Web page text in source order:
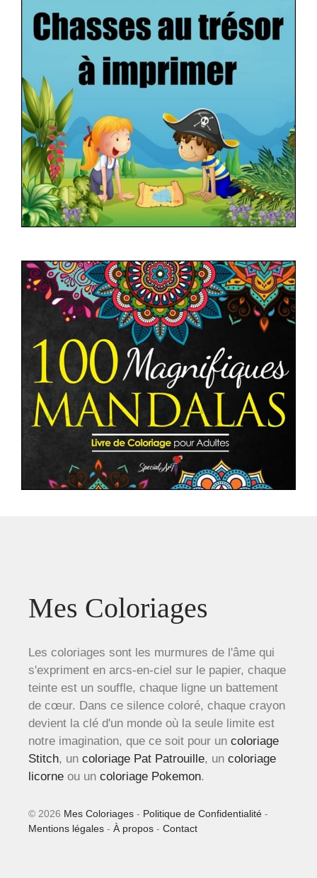
Mes Coloriages
Les coloriages sont les murmures de l'âme qui
s'expriment en arcs-en-ciel sur le papier, chaque
teinte est un souffle, chaque ligne un battement
de cœur. Dans ce silence coloré, chaque crayon
devient la clé d'un monde où la seule limite est
notre imagination, que ce soit pour un coloriage
Stitch, un coloriage Pat Patrouille, un coloriage
licorne ou un coloriage Pokemon.
© 2026 Mes Coloriages - Politique de Confidentialité -
Mentions légales - À propos - Contact